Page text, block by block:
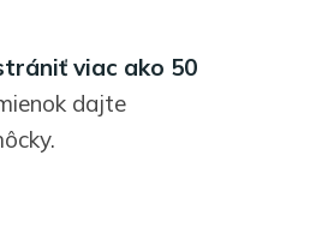
viac ako 50
dajte